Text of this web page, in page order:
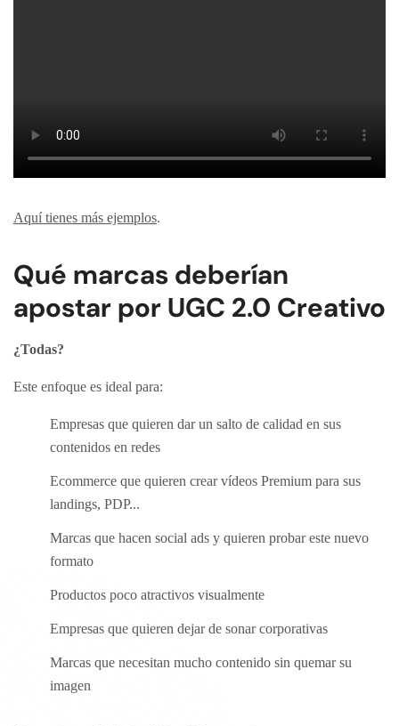
Aquí tienes más ejemplos.
Qué marcas deberían
apostar por UGC 2.0 Creativo
¿Todas?
Este enfoque es ideal para:
Empresas que quieren dar un salto de calidad en sus
contenidos en redes
Ecommerce que quieren crear vídeos Premium para sus
landings, PDP...
Marcas que hacen social ads y quieren probar este nuevo
formato
Productos poco atractivos visualmente
Empresas que quieren dejar de sonar corporativas
Marcas que necesitan mucho contenido sin quemar su
imagen